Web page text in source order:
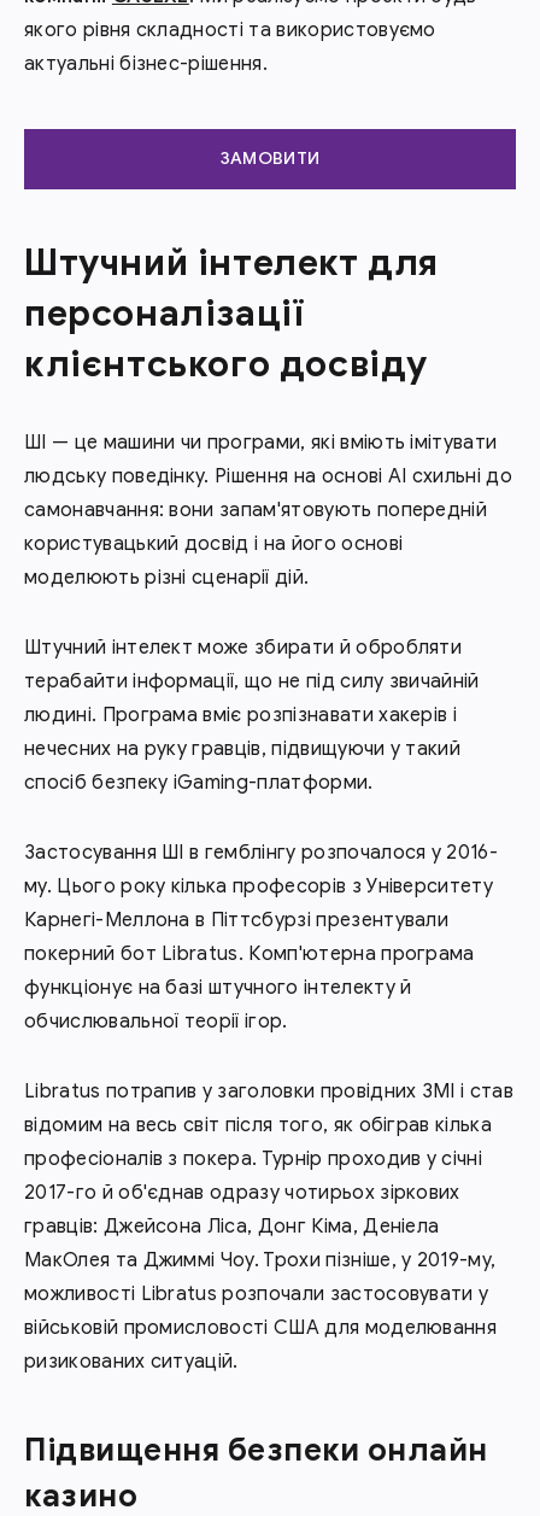
якого рівня складності та використовуємо
актуальні бізнес-рішення.
ЗАМОВИТИ
Штучний інтелект для
персоналізації
клієнтського досвіду
ШІ — це машини чи програми, які вміють імітувати
людську поведінку. Рішення на основі AI схильні до
самонавчання: вони запам'ятовують попередній
користувацький досвід і на його основі
моделюють різні сценарії дій.
Штучний інтелект може збирати й обробляти
терабайти інформації, що не під силу звичайній
людині. Програма вміє розпізнавати хакерів і
нечесних на руку гравців, підвищуючи у такий
спосіб безпеку iGaming-платформи.
Застосування ШІ в гемблінгу розпочалося у 2016-
му. Цього року кілька професорів з Університету
Карнегі-Меллона в Піттсбурзі презентували
покерний бот Libratus. Комп'ютерна програма
функціонує на базі штучного інтелекту й
обчислювальної теорії ігор.
Libratus потрапив у заголовки провідних ЗМІ і став
відомим на весь світ після того, як обіграв кілька
професіоналів з покера. Турнір проходив у січні
2017-го й об'єднав одразу чотирьох зіркових
гравців: Джейсона Ліса, Донг Кіма, Деніела
МакОлея та Джиммі Чоу. Трохи пізніше, у 2019-му,
можливості Libratus розпочали застосовувати у
військовій промисловості США для моделювання
ризикованих ситуацій.
Підвищення безпеки онлайн
казино